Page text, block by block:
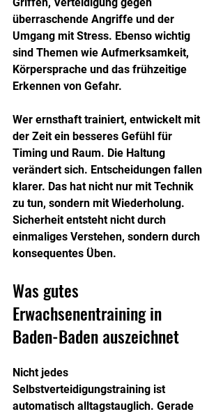
überraschende Angriffe und der
Umgang mit Stress. Ebenso wichtig
sind Themen wie Aufmerksamkeit,
Körpersprache und das frühzeitige
Erkennen von Gefahr.
Wer ernsthaft trainiert, entwickelt mit
der Zeit ein besseres Gefühl für
Timing und Raum. Die Haltung
verändert sich. Entscheidungen fallen
klarer. Das hat nicht nur mit Technik
zu tun, sondern mit Wiederholung.
Sicherheit entsteht nicht durch
einmaliges Verstehen, sondern durch
konsequentes Üben.
Was gutes
Erwachsenentraining in
Baden-Baden auszeichnet
Nicht jedes
Selbstverteidigungstraining ist
automatisch alltagstauglich. Gerade